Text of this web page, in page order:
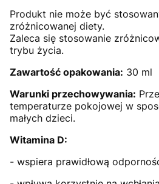
Produkt nie może być
zróżnicowanej diety.
Zaleca się stosowanie
trybu życia.
Zawartość opakowania: 30 ml
Warunki przechowywania:
temperaturze pokojowej w
małych dzieci.
Witamina D:
- wspiera prawidłową